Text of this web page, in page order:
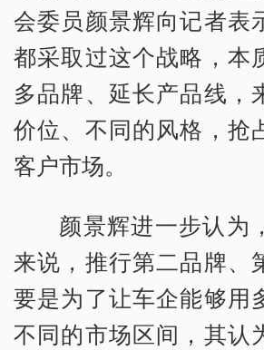
会委员颜景辉向记者表
都采取过这个战略，本
多品牌、延长产品线，
价位、不同的风格，抢
客户市场。
颜景辉进一步认为
来说，推行第二品牌、
要是为了让车企能够用
不同的市场区间，其认